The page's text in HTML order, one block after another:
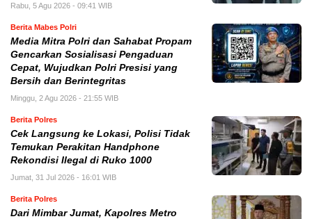
Rabu, 5 Agu 2026 - 09:41 WIB
Berita Mabes Polri
Media Mitra Polri dan Sahabat Propam
Gencarkan Sosialisasi Pengaduan
Cepat, Wujudkan Polri Presisi yang
Bersih dan Berintegritas
Minggu, 2 Agu 2026 - 21:55 WIB
Berita Polres
Cek Langsung ke Lokasi, Polisi Tidak
Temukan Perakitan Handphone
Rekondisi Ilegal di Ruko 1000
Jumat, 31 Jul 2026 - 16:01 WIB
Berita Polres
Dari Mimbar Jumat, Kapolres Metro